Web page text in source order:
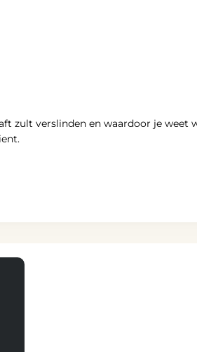
zult verslinden en waardoor je weet